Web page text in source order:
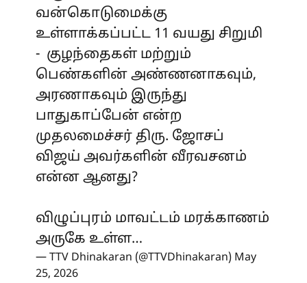
வன்கொடுமைக்கு
உள்ளாக்கப்பட்ட 11 வயது சிறுமி
- குழந்தைகள் மற்றும்
பெண்களின் அண்ணனாகவும்,
அரணாகவும் இருந்து
பாதுகாப்பேன் என்ற
முதலமைச்சர் திரு. ஜோசப்
விஜய் அவர்களின் வீரவசனம்
என்ன ஆனது?
விழுப்புரம் மாவட்டம் மரக்காணம்
அருகே உள்ள…
— TTV Dhinakaran (@TTVDhinakaran) May
25, 2026